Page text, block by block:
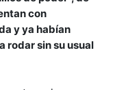
con
y ya habían
rodar sin su usual